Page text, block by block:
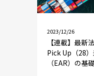
リクルート
2023/12/26
【連載】最
Pick Up（28
（EAR）の基